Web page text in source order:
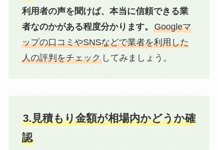
利用者の声を聞けば、本当に信頼できる業
者なのかがある程度分かります。 Googleマ
ップの口コミやSNSなどで業者を利用した
人の評判をチェックしてみましょう。
3.見積もり金額が相場内かどうか確
認